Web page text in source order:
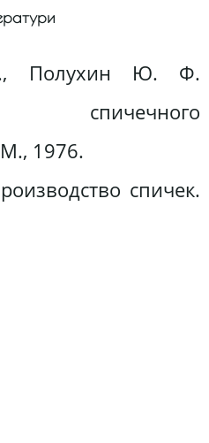
Полухин Ю. Ф.
спичечного
1976.
спичек.